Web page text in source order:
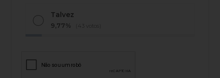
Talvez
9,77% (43 votos)